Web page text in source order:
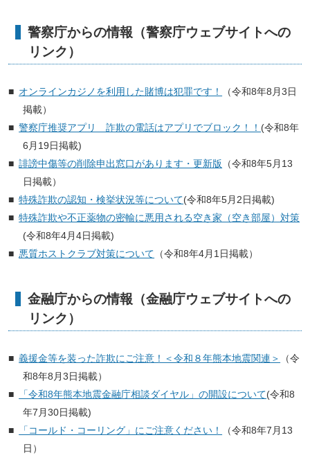
警察庁からの情報（警察庁ウェブサイトへの
リンク）
オンラインカジノを利用した賭博は犯罪です！
（令和8年8月3日
掲載）
警察庁推奨アプリ 詐欺の電話はアプリでブロック！！ (令和8年
6月19日掲載)
誹謗中傷等の削除申出窓口があります・更新版 （令和8年5月13
日掲載）
特殊詐欺の認知・検挙状況等について(令和8年5月2日掲載)
特殊詐欺や不正薬物の密輸に悪用される空き家（空き部屋）対策
(令和8年4月4日掲載)
悪質ホストクラブ対策について （令和8年4月1日掲載）
金融庁からの情報（金融庁ウェブサイトへの
リンク）
義援金等を装った詐欺にご注意！＜令和８年熊本地震関連＞
（令
和8年8月3日掲載）
「令和8年熊本地震金融庁相談ダイヤル」の開設について(令和8
年7月30日掲載)
「コールド・コーリング」にご注意ください！
（令和8年7月13
日）